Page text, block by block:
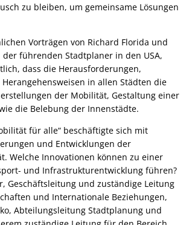
zu bleiben, um gemeinsame Lösungen
Vorträgen von Richard Florida und
der führenden Stadtplaner in den USA,
dass die Herausforderungen,
in allen Städten die
der Mobilität, Gestaltung einer
die Belebung der Innenstädte.
für alle“ beschäftigte sich mit
und Entwicklungen der
Welche Innovationen können zu einer
und Infrastrukturentwicklung führen?
Geschäftsleitung und zuständige Leitung
und Internationale Beziehungen,
Abteilungsleitung Stadtplanung und